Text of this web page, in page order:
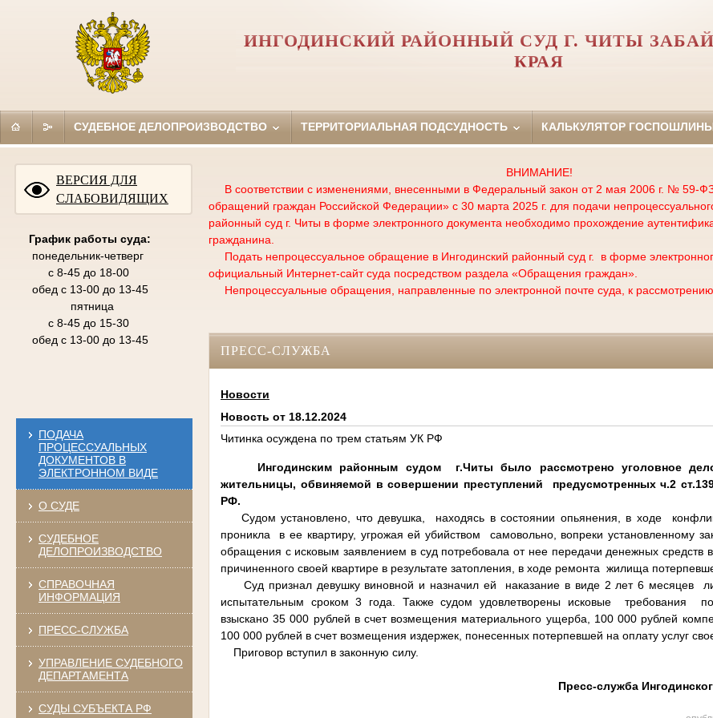
ИНГОДИНСКИЙ РАЙОННЫЙ СУД Г. ЧИТЫ
КРАЯ
СУДЕБНОЕ ДЕЛОПРОИЗВОДСТВО ТЕРРИТОРИАЛЬНАЯ ПОДСУДНОСТЬ КАЛЬКУЛЯТОР
ВЕРСИЯ ДЛЯ
СЛАБОВИДЯЩИХ
График работы суда:
понедельник-четверг
с 8-45 до 18-00
обед с 13-00 до 13-45
пятница
с 8-45 до 15-30
обед с 13-00 до 13-45
ПОДАЧА
ПРОЦЕССУАЛЬНЫХ
ДОКУМЕНТОВ В
ЭЛЕКТРОННОМ ВИДЕ
О СУДЕ
СУДЕБНОЕ
ДЕЛОПРОИЗВОДСТВО
СПРАВОЧНАЯ
ИНФОРМАЦИЯ
ПРЕСС-СЛУЖБА
УПРАВЛЕНИЕ СУДЕБНОГО
ДЕПАРТАМЕНТА
СУДЫ СУБЪЕКТА РФ
ВНИМАНИЕ!
В соответствии с изменениями, внесенными в Федеральный закон от 2 мая 2006 г. № 59-
обращений граждан Российской Федерации» с 30 марта 2025 г. для подачи
районный суд г. Читы в форме электронного документа необходимо прохождение
гражданина.
Подать непроцессуальное обращение в Ингодинский районный суд г. в форме
официальный Интернет-сайт суда посредством раздела «Обращения граждан».
Непроцессуальные обращения, направленные по электронной почте суда, к рассмотрению
ПРЕСС-СЛУЖБА
Новости
Новость от 18.12.2024
Читинка осуждена по трем статьям УК РФ
Ингодинским районным судом г.Читы было рассмотрено уголовное
жительницы, обвиняемой в совершении преступлений предусмотренных ч.2
РФ.
Судом установлено, что девушка, находясь в состоянии опьянения, в ходе
проникла в ее квартиру, угрожая ей убийством самовольно, вопреки установленному
обращения с исковым заявлением в суд потребовала от нее передачи денежных средств
причиненного своей квартире в результате затопления, в ходе ремонта жилища
Суд признал девушку виновной и назначил ей наказание в виде 2 лет 6 месяцев
испытательным сроком 3 года. Также судом удовлетворены исковые требования
взыскано 35 000 рублей в счет возмещения материального ущерба, 100 000 рублей
100 000 рублей в счет возмещения издержек, понесенных потерпевшей на оплату услуг
Приговор вступил в законную силу.
Пресс-служба